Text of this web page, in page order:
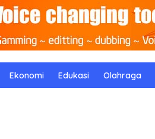
Ekonomi Edukasi Olahraga